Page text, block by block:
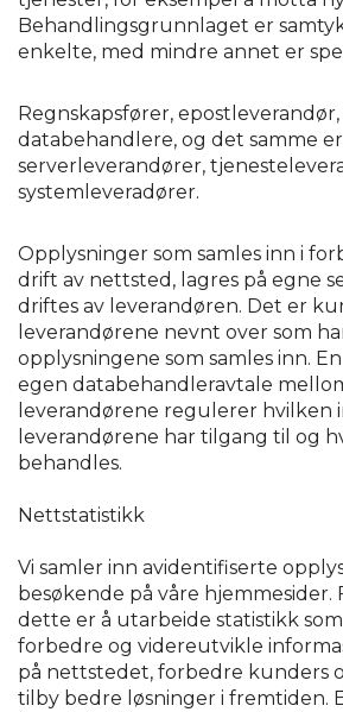
Behandlingsgrunnlaget er
enkelte, med mindre annet er
Regnskapsfører,
databehandlere, og det samme
serverleverandører,
systemleveradører.
Opplysninger som samles inn i
drift av nettsted, lagres på egne
driftes av leverandøren. Det er
leverandørene nevnt over som
opplysningene som samles inn. En
egen databehandleravtale
leverandørene regulerer hvilken
leverandørene har tilgang til og
behandles.
Nettstatistikk
Vi samler inn avidentifiserte
besøkende på våre hjemmesider.
dette er å utarbeide statistikk
forbedre og videreutvikle
på nettstedet, forbedre kunders
tilby bedre løsninger i fremtiden.